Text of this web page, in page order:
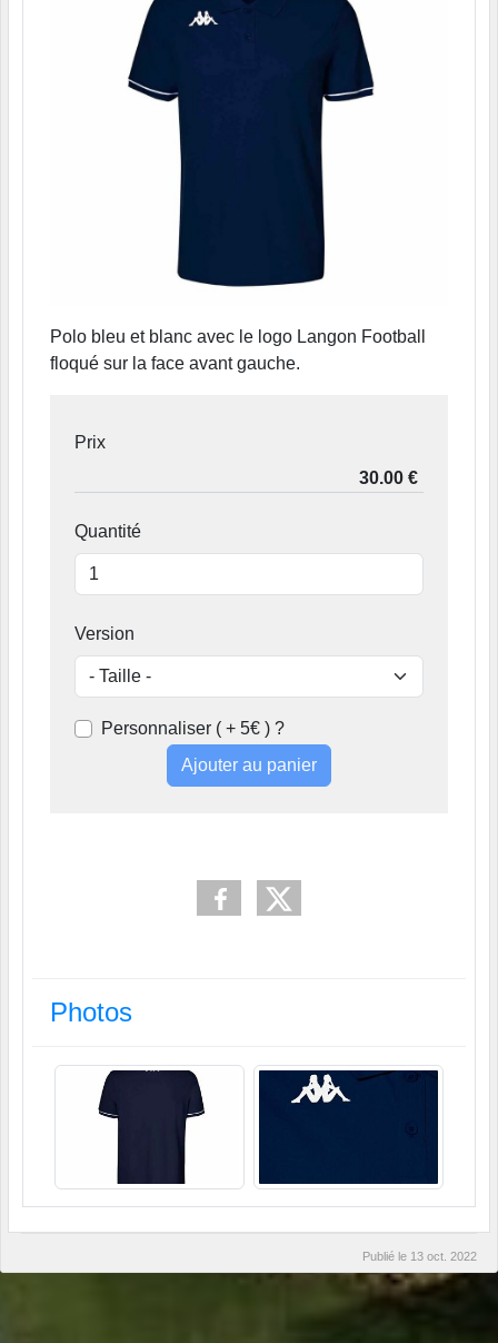
Polo bleu et blanc avec le logo Langon Football
floqué sur la face avant gauche.
Prix
Quantité
Version
Personnaliser ( + 5€ ) ?
Ajouter au panier
Photos
Publié le 13 oct. 2022